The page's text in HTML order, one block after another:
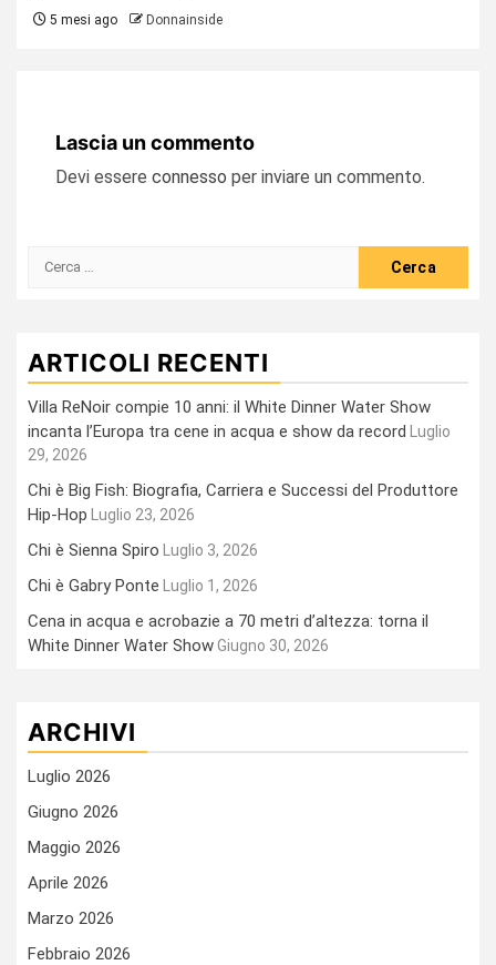
5 mesi ago Donnainside
Lascia un commento
Devi essere connesso per inviare un commento.
Ricerca
ARTICOLI RECENTI
Villa ReNoir compie 10 anni: il White Dinner Water Show
incanta l’Europa tra cene in acqua e show da record Luglio
29, 2026
Chi è Big Fish: Biografia, Carriera e Successi del Produttore
Hip-Hop Luglio 23, 2026
Chi è Sienna Spiro Luglio 3, 2026
Chi è Gabry Ponte Luglio 1, 2026
Cena in acqua e acrobazie a 70 metri d’altezza: torna il
White Dinner Water ShowGiugno 30, 2026
ARCHIVI
Luglio 2026
Giugno 2026
Maggio 2026
Aprile 2026
Marzo 2026
Febbraio 2026